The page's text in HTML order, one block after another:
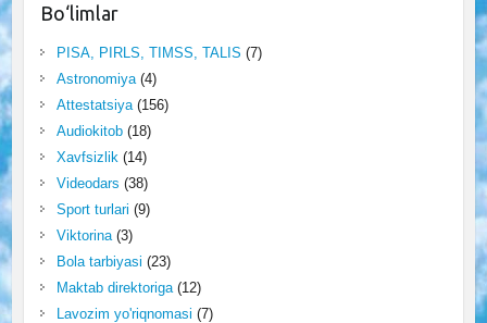
Bo‘limlar
PISA, PIRLS, TIMSS, TALIS (7)
Astronomiya(4)
Attestatsiya(156)
Audiokitob(18)
Xavfsizlik (14)
Videodars (38)
Sport turlari (9)
Viktorina(3)
Bola tarbiyasi (23)
Maktab direktoriga(12)
Lavozim yo'riqnomasi (7)